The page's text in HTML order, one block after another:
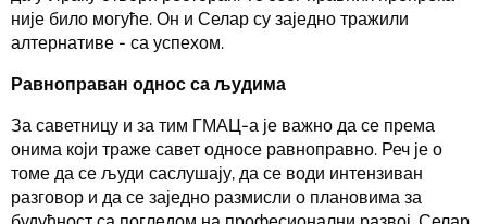
није било могуће. Он и Селар су заједно тражили
алтернативе - са успехом.
Равноправан однос са људима
За саветницу и за тим ГМАЦ-а је важно да се према
онима који траже савет односе равноправно. Реч је о
томе да се људи саслушају, да се води интензиван
разговор и да се заједно размисли о плановима за